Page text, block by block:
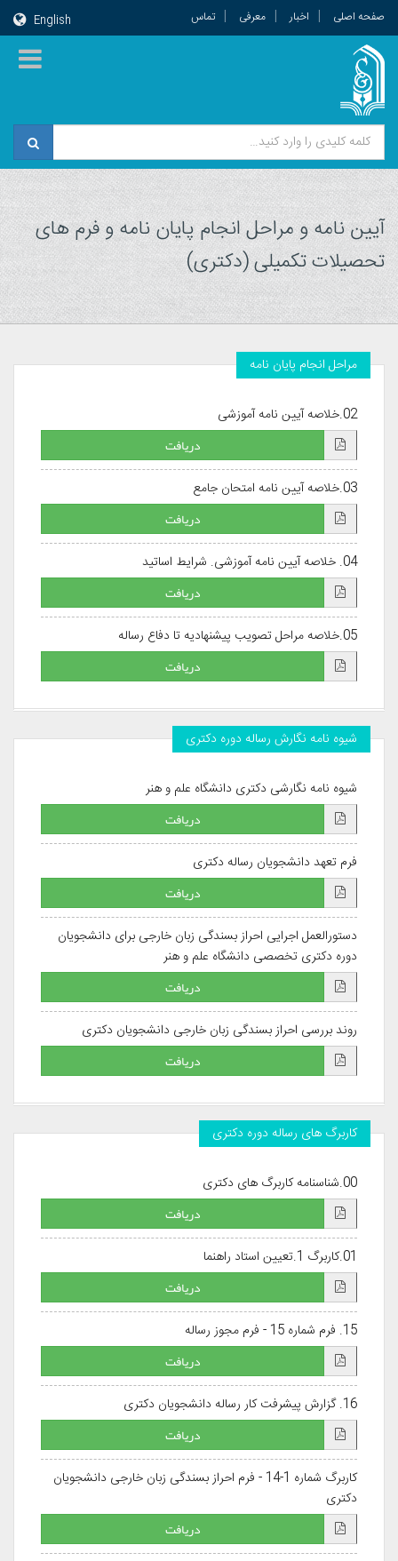
صفحه اصلی اخبار معرفی تماس English
آیین نامه و مراحل انجام پایان نامه و فرم های
تحصیلات تکمیلی (دکتری)
مراحل انجام پایان نامه
02.خلاصه آیین نامه آموزشی
دریافت
03.خلاصه آیین نامه امتحان جامع
دریافت
04. خلاصه آیین نامه آموزشی. شرایط اساتید
دریافت
05.خلاصه مراحل تصویب پیشنهادیه تا دفاع رساله
دریافت
شیوه نامه نگارش رساله دوره دکتری
شیوه نامه نگارشی دکتری دانشگاه علم و هنر
دریافت
فرم تعهد دانشجویان رساله دکتری
دریافت
دستورالعمل اجرایی احراز بسندگی زبان خارجی برای دانشجویان
دوره دکتری تخصصی دانشگاه علم و هنر
دریافت
روند بررسی احراز بسندگی زبان خارجی دانشجویان دکتری
دریافت
کاربرگ های رساله دوره دکتری
00.شناسنامه کاربرگ های دکتری
دریافت
01.کاربرگ 1.تعیین استاد راهنما
دریافت
15. فرم شماره 15 - فرم مجوز رساله
دریافت
16. گزارش پیشرفت کار رساله دانشجویان دکتری
دریافت
کاربرگ شماره 1-14 - فرم احراز بسندگی زبان خارجی دانشجویان
دکتری
دریافت